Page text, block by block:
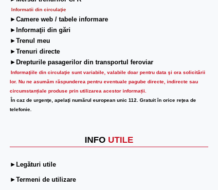
Informatii din circulaţie
►Camere web / tabele informare
►Informaţii din gări
►Trenul meu
►Trenuri directe
►Drepturile pasagerilor din transportul feroviar
Informaţiile din circulaţie sunt variabile, valabile doar pentru data şi ora solicitării
lor. Nu ne asumăm răspunderea pentru eventuale pagube directe, indirecte sau
circumstanțiale produse prin utilizarea acestor informații.
În caz de urgenţe, apelaţi numărul european unic 112. Gratuit în orice reţea de
telefonie.
INFO UTILE
►Legături utile
►Termeni de utilizare